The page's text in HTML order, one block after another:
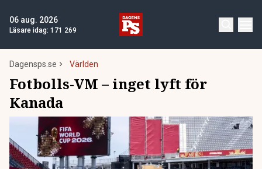
06 aug. 2026
Läsare idag: 171 269
Dagensps.se Världen
Fotbolls-VM – inget lyft för
Kanada